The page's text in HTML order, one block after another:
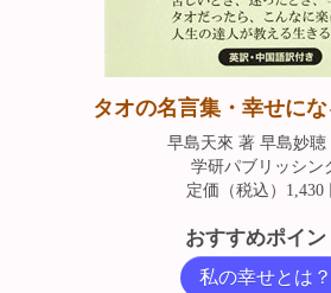
タオの名言集・幸せに
早島天來 著 早島妙聴
学研パブリッシン
定価（税込）1,430
おすすめポイン
私の幸せとは？